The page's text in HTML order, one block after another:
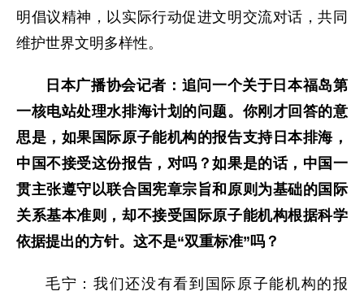
明倡议精神，以实际行动促进文明交流对话，共同
维护世界文明多样性。
日本广播协会记者：追问一个关于日本福岛第
一核电站处理水排海计划的问题。你刚才回答的意
思是，如果国际原子能机构的报告支持日本排海，
中国不接受这份报告，对吗？如果是的话，中国一
贯主张遵守以联合国宪章宗旨和原则为基础的国际
关系基本准则，却不接受国际原子能机构根据科学
依据提出的方针。这不是“双重标准”吗？
毛宁：我们还没有看到国际原子能机构的报